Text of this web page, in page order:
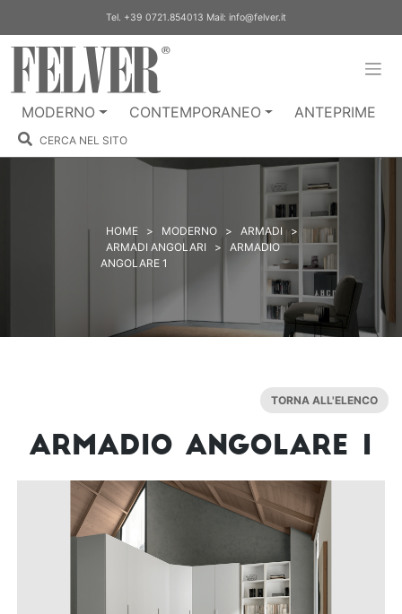
content
Tel. +39 0721.854013 Mail:info@felver.it
MODERNO CONTEMPORANEO ANTEPRIME
CERCA NEL SITO
HOME > MODERNO > ARMADI >
ARMADI ANGOLARI
>
ARMADIO
ANGOLARE 1
TORNA ALL'ELENCO
Armadio Angolare 1